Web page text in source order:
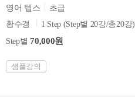
영어 텝스
초급
황수경
1 Step (Step별 20강/총20강)
Step별70,000원
샘플강의